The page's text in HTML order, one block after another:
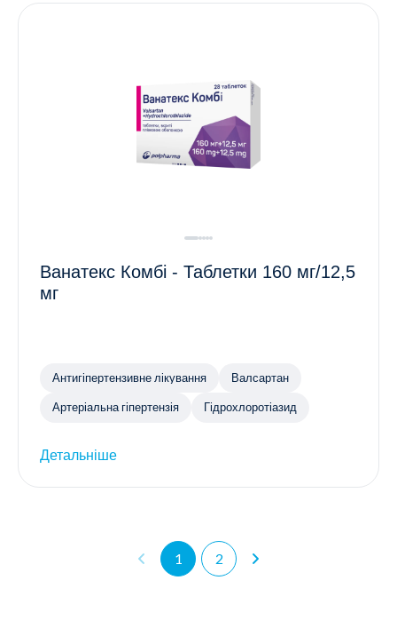
Ванатекс Комбі - Таблетки 160 мг/12,5
мг
Антигіпертензивне лікування Валсартан
Артеріальна гіпертензія Гідрохлоротіазид
Детальніше
1 2